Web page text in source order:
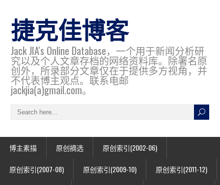
捷克佳博客
Jack JIA's Online Database，一个用于新闻分析研
究以及个人文章存档的网络资料库。除署名原
创外，所录部分文章仅在于提供多方视角，并
不代表博主观点。联系电邮
jackjia(a)gmail.com。
博主素描 原创摘选 原创索引(2002-06)
原创索引(2007-08) 原创索引(2009-10) 原创索引(2011-12)